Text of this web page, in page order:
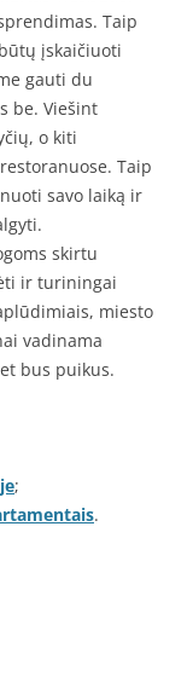
Taip
įskaičiuoti
gauti du
be. Viešint
o kiti
Taip
savo laiką ir
skirtu
ir turiningai
miesto
vadinama
bus puikus.
;
.